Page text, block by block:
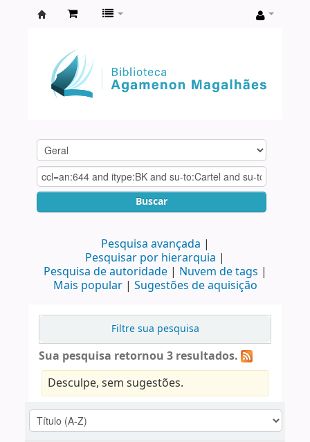
Agamenon
Magalhães
Buscar
Pesquisa avançada
Pesquisar por hierarquia
Pesquisa de autoridade
Nuvem de tags
Mais popular
Sugestões de aquisição
Filtre sua pesquisa
Sua pesquisa retornou 3 resultados.
Desculpe, sem sugestões.